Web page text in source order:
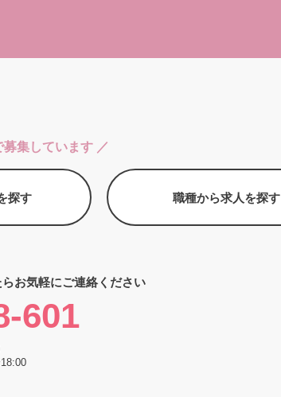
集しています ／
探す 職種から求人を探す
お気軽にご連絡ください
601